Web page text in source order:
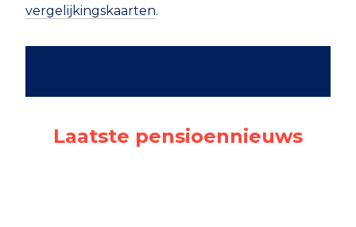
vergelijkingskaarten.
Laatste pensioennieuws